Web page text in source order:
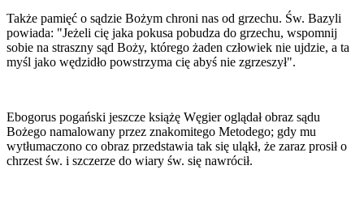
Także pamięć o sądzie Bożym chroni nas od grzechu. Św. Bazyli
powiada: "Jeżeli cię jaka pokusa pobudza do grzechu, wspomnij
sobie na straszny sąd Boży, którego żaden człowiek nie ujdzie, a ta
myśl jako wędzidło powstrzyma cię abyś nie zgrzeszył".
Ebogorus pogański jeszcze książę Węgier oglądał obraz sądu
Bożego namalowany przez znakomitego Metodego; gdy mu
wytłumaczono co obraz przedstawia tak się uląkł, że zaraz prosił o
chrzest św. i szczerze do wiary św. się nawrócił.